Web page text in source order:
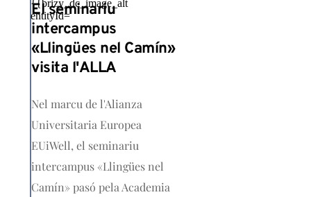
El seminariu
intercampus
«Llingües nel Camín»
visita l'ALLA
Nel marcu de l'Alianza
Universitaria Europea
EUiWell, el seminariu
intercampus «Llingües nel
Camín» pasó pela Academia